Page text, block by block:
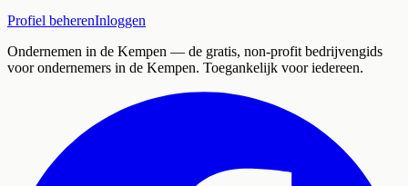
Profiel beherenInloggen
Ondernemen in de Kempen — de gratis, non-profit bedrijvengids
voor ondernemers in de Kempen. Toegankelijk voor iedereen.